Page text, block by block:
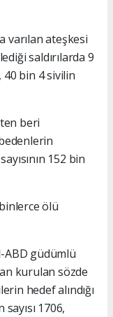
varılan ateşkesi
saldırılarda 9
40 bin 4 sivilin
beri
152 bin
ölü
ABD güdümlü
kurulan sözde
hedef alındığı
1706,